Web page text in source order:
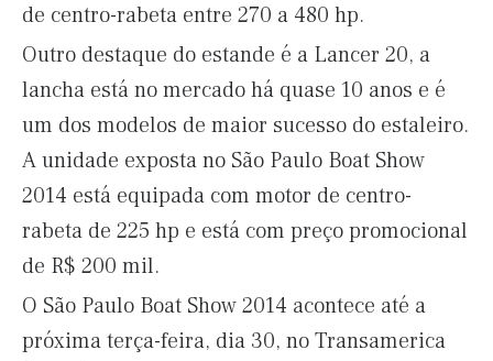
de centro-rabeta entre 270 a 480 hp.
Outro destaque do estande é a Lancer 20, a
lancha está no mercado há quase 10 anos e é
um dos modelos de maior sucesso do estaleiro.
A unidade exposta no São Paulo Boat Show
2014 está equipada com motor de centro-
rabeta de 225 hp e está com preço promocional
de R$ 200 mil.
O São Paulo Boat Show 2014 acontece até a
próxima terça-feira, dia 30, no Transamerica